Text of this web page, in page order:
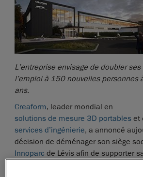
L’entreprise envisage de doubler
l’emploi à 150 nouvelles personnes
ans.
Creaform, leader mondial en
solutions de mesure 3D portables et
services d’ingénierie, a annoncé
décision de déménager son siège
Innoparc de Lévis afin de supporter
L’investissement de 20 millions de